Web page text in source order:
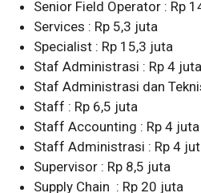
Senior Field Operator : Rp
Services : Rp 5,3 juta
Specialist : Rp 15,3 juta
Staf Administrasi : Rp 4 juta
Staf Administrasi dan
Staff : Rp 6,5 juta
Staff Accounting : Rp 4 juta
Staff Administrasi : Rp 4
Supervisor : Rp 8,5 juta
Supply Chain : Rp 20 juta